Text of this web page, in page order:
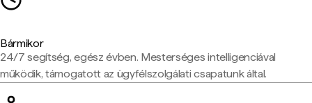
Bármikor
24/7 segítség, egész évben. Mesterséges intelligenciával
működik, támogatott az ügyfélszolgálati csapatunk által.